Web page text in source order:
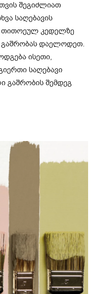
შეგიძლიათ
საღებავის
თითოეულ კედელზე
დაელოდეთ.
ისეთი,
საღებავი
შემდეგ